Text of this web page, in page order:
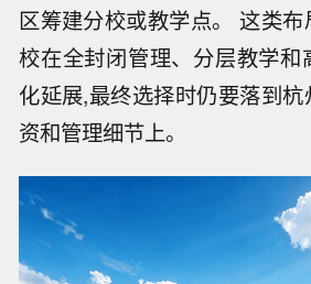
区筹建分校或教学点。 这类
校在全封闭管理、分层教学和
化延展,最终选择时仍要落到
资和管理细节上。